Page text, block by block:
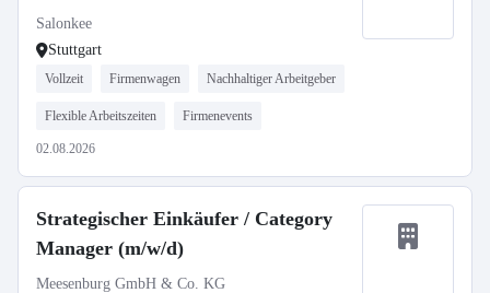
Salonkee
Stuttgart
Vollzeit Firmenwagen Nachhaltiger Arbeitgeber
Flexible Arbeitszeiten Firmenevents
02.08.2026
Strategischer Einkäufer / Category
Manager (m/w/d)
Meesenburg GmbH & Co. KG